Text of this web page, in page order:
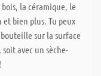
la céramique, le
bien plus. Tu peux
sur la surface
avec un sèche-